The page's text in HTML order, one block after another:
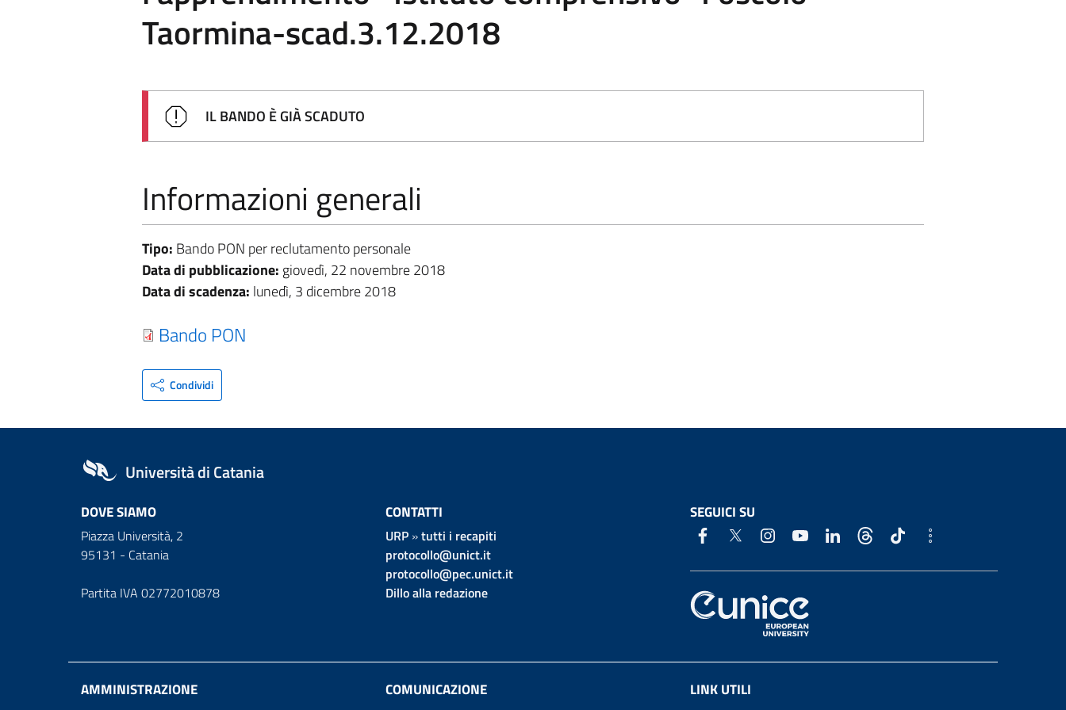
Taormina-scad.3.12.2018
IL BANDO È GIÀ SCADUTO
Informazioni generali
Tipo: Bando PON per reclutamento personale
Data di pubblicazione: giovedì, 22 novembre 2018
Data di scadenza: lunedì, 3 dicembre 2018
Bando PON
Condividi
Università di Catania
DOVE SIAMO
Piazza Università, 2
95131 - Catania
Partita IVA 02772010878
CONTATTI
URP»tutti i recapiti
protocollo@unict.it
protocollo@pec.unict.it
Dillo alla redazione
SEGUICI SU
AMMINISTRAZIONE COMUNICAZIONE LINK UTILI